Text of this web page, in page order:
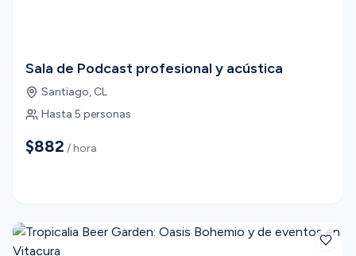
Sala de Podcast profesional y acústica
Santiago, CL
Hasta 5 personas
$882 / hora